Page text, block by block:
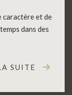
caractère et de
dans des
SUITE